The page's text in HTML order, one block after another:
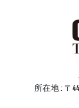
所在地 : 〒